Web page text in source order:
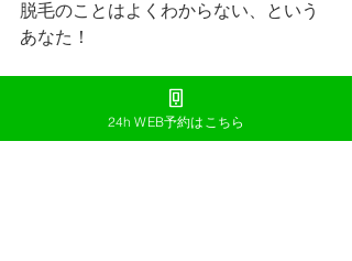
脱毛のことはよくわからない、という
あなた！
CROSS OKINAWAではカウンセリング
もおこなっていて、サポート体制は万
全です！
24h WEB予約はこちら